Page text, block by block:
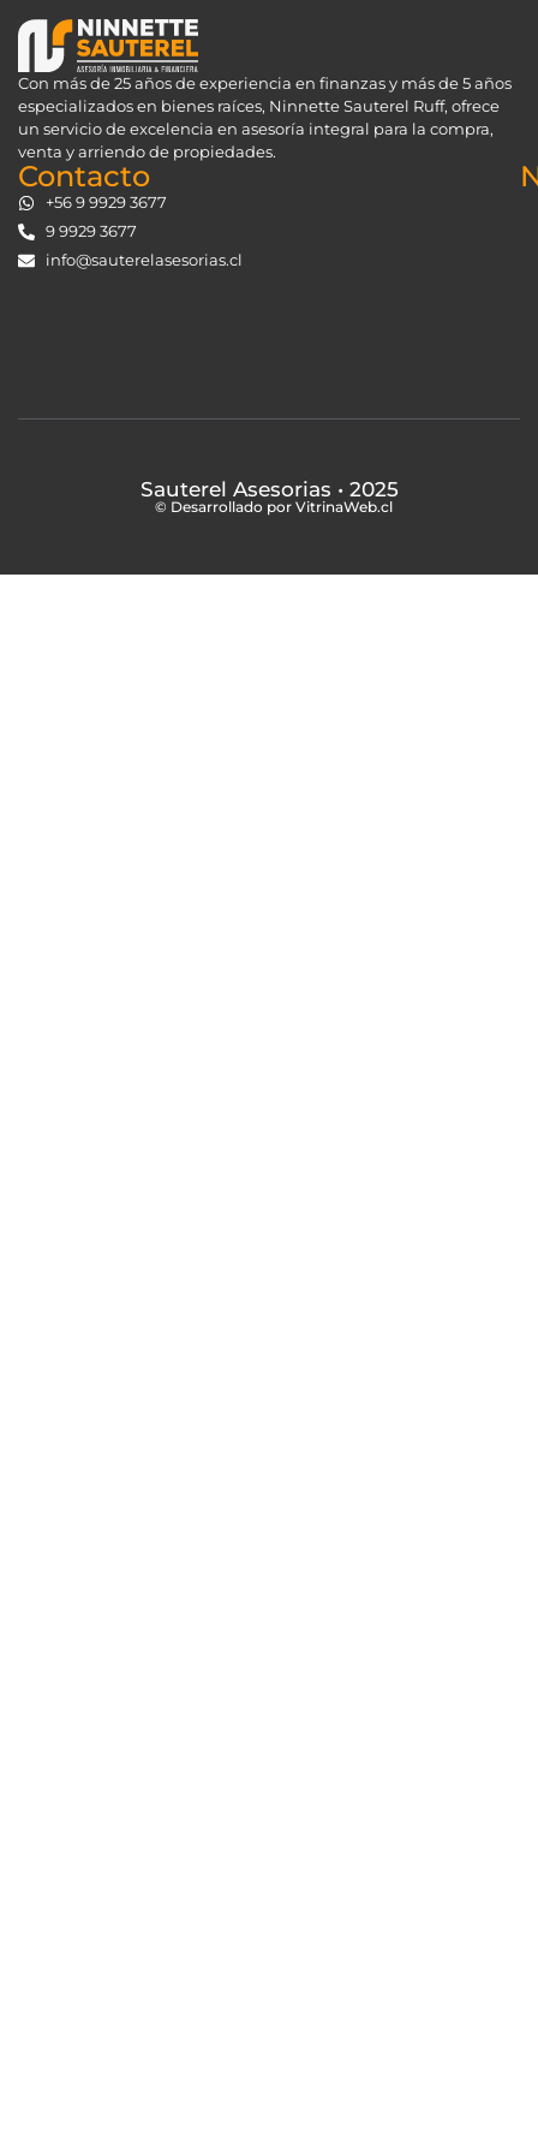
Con más de 25 años de experiencia en finanzas y más de 5 años
especializados en bienes raíces, Ninnette Sauterel Ruff, ofrece
un servicio de excelencia en asesoría integral para la compra,
venta y arriendo de propiedades.
Contacto
+56 9 9929 3677
9 9929 3677
info@sauterelasesorias.cl
Sauterel Asesorias • 2025
© Desarrollado por VitrinaWeb.cl